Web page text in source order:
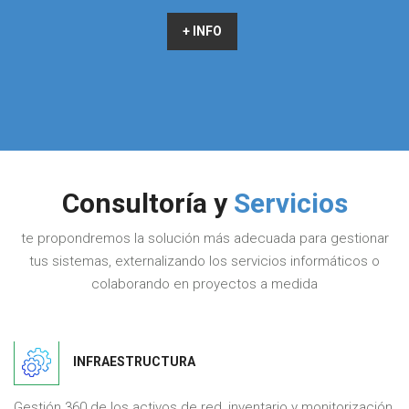
+ INFO
Consultoría y Servicios
te propondremos la solución más adecuada para gestionar
tus sistemas, externalizando los servicios informáticos o
colaborando en proyectos a medida
INFRAESTRUCTURA